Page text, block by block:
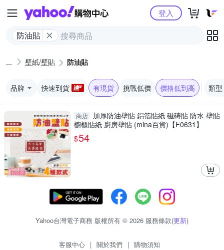
Yahoo購物中心
防油貼
登入
壁紙/壁貼 防油貼
品牌 快速到貨 有現貨 挑戰低價 價格低到高 類型
商店
加厚防油壁貼 鋁箔貼紙 磁磚貼 防水 壁貼
櫥櫃貼紙 廚房壁貼 (mina百貨)【F0631】
$54
Yahoo台灣電子商務 版權所有 © 2026 服務條款(更新)
客服中心 | 關於我們 | 購物須知